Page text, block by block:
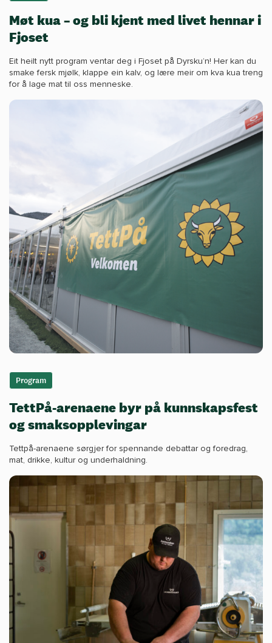
Møt kua – og bli kjent med livet hennar i
Fjoset
Eit heilt nytt program ventar deg i Fjoset på Dyrsku’n! Her kan du
smake fersk mjølk, klappe ein kalv, og lære meir om kva kua treng
for å lage mat til oss menneske.
Program
TettPå-arenaene byr på kunnskapsfest
og smaksopplevingar
Tettpå-arenaene sørgjer for spennande debattar og foredrag,
mat, drikke, kultur og underhaldning.